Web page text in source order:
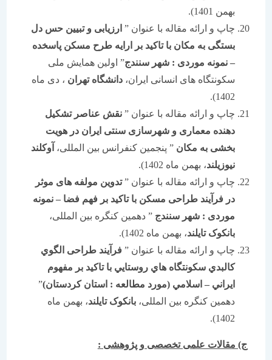
چاپ و ارائه مقاله با عنوان ”ارزیابی و تبیین حس دل
بستگی به مکان با تاکید بر ارایه طرح مسکن پاسخده
نمونه موردی : شهر سنندج” اولین همایش ملی
سکونتگاه های انسانی ایران، دانشگاه تهران ، دی ماه
چاپ و ارائه مقاله با عنوان ”نقش عناصر تشکیل
دهنده معماری و شهرسازی سنتی ایران
در هویت
بخشی به مکان ” پنجمین کنفرانس بین المللی،آوکلند
نیوزیلند، بهمن ماه 1402).
چاپ و ارائه مقاله با عنوان ”تدوین مولفه های موثر
در فرآیند طراحی مسکن با تاکید بر فهم فضا – نمونه
موردی : شهر سنندج” دهمین کنگره بین المللی،
بانکوک تایلند، بهمن ماه 1402).
چاپ و ارائه مقاله با عنوان ”فرآیند طراحی الگوي
كالبدي سكونتگاه هاي روستايي با تاکید بر مفهوم
ايراني – اسلامي (مورد مطالعه : استان كردستان)”
دهمین کنگره بین المللی،بانکوک تایلند، بهمن ماه
ج) مقالات علمی تخصصی و پژوهشی :